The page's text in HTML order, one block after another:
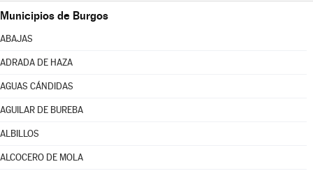
Municipios de Burgos
ABAJAS
ADRADA DE HAZA
AGUAS CÁNDIDAS
AGUILAR DE BUREBA
ALBILLOS
ALCOCERO DE MOLA